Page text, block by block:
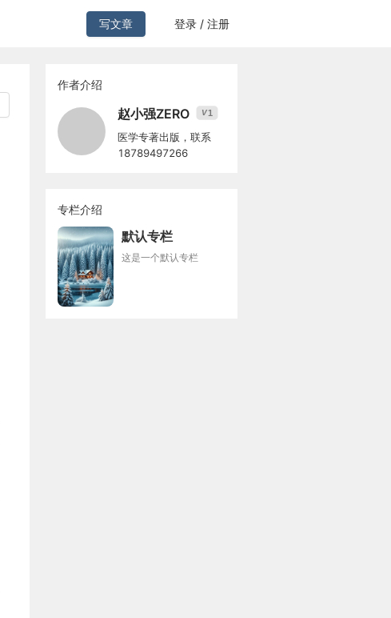
写文章 登录 / 注册
作者介绍
赵小强ZERO V1
医学专著出版，联系
18789497266
专栏介绍
默认专栏
这是一个默认专栏